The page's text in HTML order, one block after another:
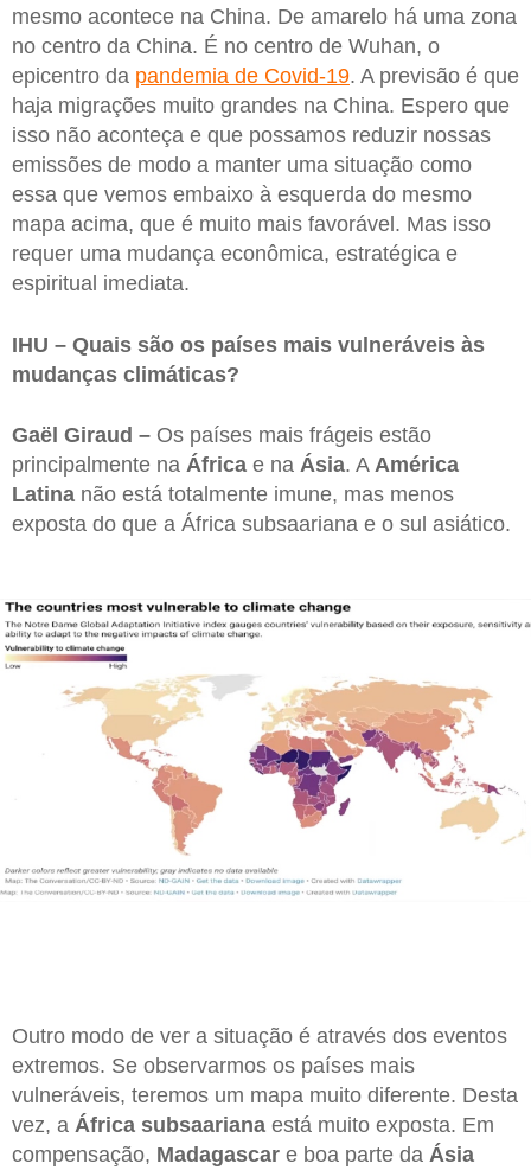
mesmo acontece na China. De amarelo há uma zona
no centro da China. É no centro de Wuhan, o
epicentro da pandemia de Covid-19. A previsão é que
haja migrações muito grandes na China. Espero que
isso não aconteça e que possamos reduzir nossas
emissões de modo a manter uma situação como
essa que vemos embaixo à esquerda do mesmo
mapa acima, que é muito mais favorável. Mas isso
requer uma mudança econômica, estratégica e
espiritual imediata.
IHU – Quais são os países mais vulneráveis às
mudanças climáticas?
Gaël Giraud – Os países mais frágeis estão
principalmente na África e na Ásia. A América
Latina não está totalmente imune, mas menos
exposta do que a África subsaariana e o sul asiático.
Outro modo de ver a situação é através dos eventos
extremos. Se observarmos os países mais
vulneráveis, teremos um mapa muito diferente. Desta
vez, a África subsaariana está muito exposta. Em
compensação, Madagascar e boa parte da Ásia